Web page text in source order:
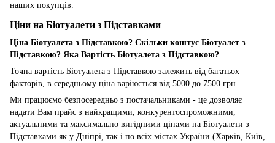
наших покупців.
Ціни на Біотуалети з Підставками
Ціна Біотуалета з Підставкою? Скільки коштує Біотуалет з
Підставкою? Яка Вартість Біотуалета з Підставкою?
Точна вартість Біотуалета з Підставкою залежить від багатьох
факторів, в середньому ціна варіюється від 5000 до 7500 грн.
Ми працюємо безпосередньо з постачальниками - це дозволяє
надати Вам прайс з найкращими, конкурентоспроможними,
актуальними та максимально вигідними цінами на Біотуалети з
Підставками як у Дніпрі, так і по всіх містах України (Харків, Київ,